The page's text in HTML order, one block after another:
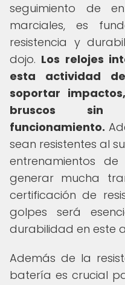
seguimiento de
marciales, es
resistencia y
dojo. Los relojes
esta actividad
soportar
bruscos sin
funcionamiento.
sean resistentes al
entrenamientos
generar mucha
certificación de
golpes será
durabilidad en este
Además de la
batería es crucial